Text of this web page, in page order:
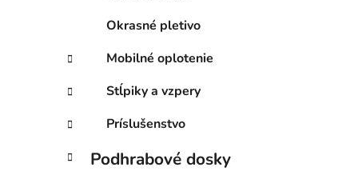
Okrasné pletivo
Mobilné oplotenie
Stĺpiky a vzpery
Príslušenstvo
Podhrabové dosky